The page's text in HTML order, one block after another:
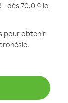
dès 70.0 ¢ la
pour obtenir